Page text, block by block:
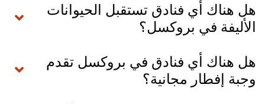
هل هناك أي فنادق تستقبل الحيوانات
الأليفة في بروكسل؟
هل هناك أي فنادق في بروكسل تقدم
وجبة إفطار مجانية؟